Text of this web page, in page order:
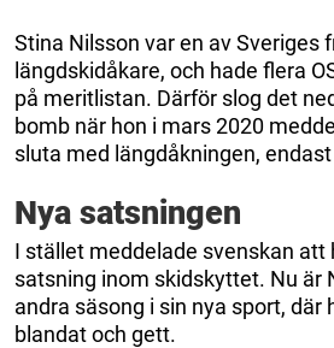
Stina Nilsson var en av Sveriges
längdskidåkare, och hade flera
på meritlistan. Därför slog det
bomb när hon i mars 2020
sluta med längdåkningen,
Nya satsningen
I stället meddelade svenskan att
satsning inom skidskyttet. Nu är
andra säsong i sin nya sport, där
blandat och gett.